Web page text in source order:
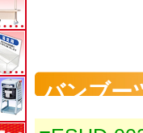
バンブー